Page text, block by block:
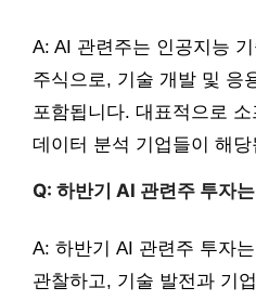
A: AI 관련주는 인공지능
주식으로, 기술 개발 및 응
포함됩니다. 대표적으로
데이터 분석 기업들이 해당
Q: 하반기 AI 관련주 투자
A: 하반기 AI 관련주 투자
관찰하고, 기술 발전과 기